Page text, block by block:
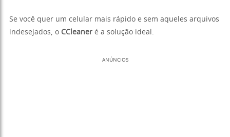
Se você quer um celular mais rápido e sem aqueles arquivos
indesejados, o CCleaner é a solução ideal.
ANÚNCIOS